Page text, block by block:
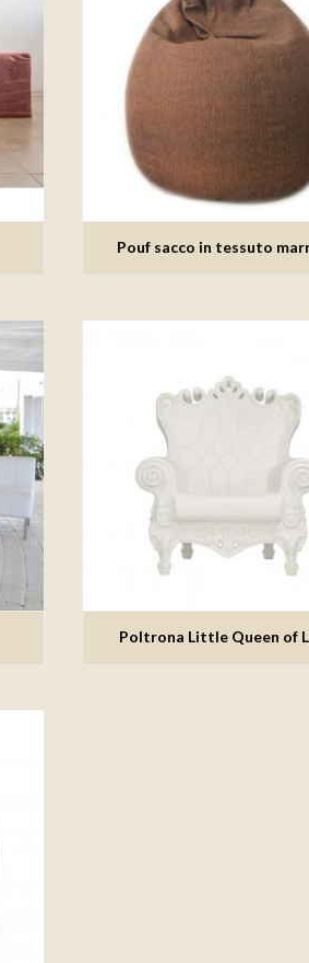
Aggiungi alla lista dei
Pouf sacco in tessuto
Aggiungi alla lista dei
Poltrona Little Queen of